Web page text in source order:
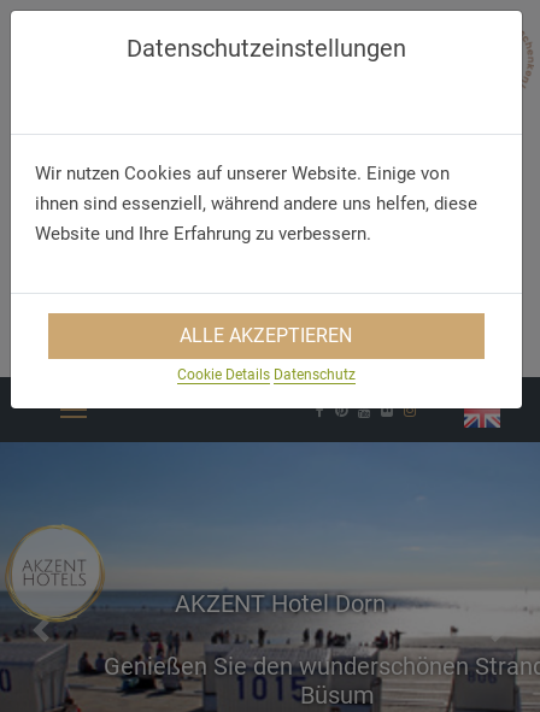
AKZENT Hotel Dorn
Genießen Sie den wunderschönen Strand in
Büsum
Previous Next
Datenschutzeinstellungen
Wir nutzen Cookies auf unserer Website. Einige von
ihnen sind essenziell, während andere uns helfen, diese
Website und Ihre Erfahrung zu verbessern.
ALLE AKZEPTIEREN
Cookie Details Datenschutz